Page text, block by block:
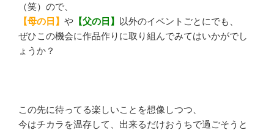
（笑）ので、
【母の日】 や 【父の日】
以外のイベントごとにでも、
ぜひこの機会に作品作りに取り組んでみてはいかがでし
ょうか？
この先に待ってる楽しいことを想像しつつ、
今はチカラを温存して、出来るだけおうちで過ごそうと